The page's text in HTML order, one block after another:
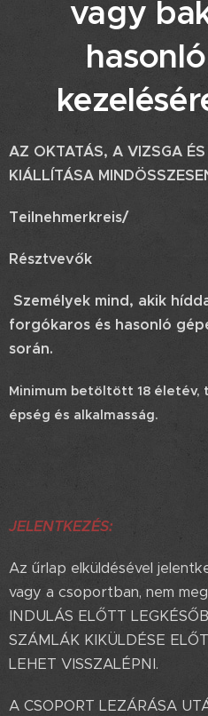
vagy
AZ OKTATÁS, A VIZSGA
KIÁLLÍTÁSA
Teilnehmerkreis/
Résztvevők
Személyek mind, akik
forgókaros és hasonló
során.
Minimum betöltött 18 életév,
épség és alkalmasság.
JELENTKEZÉS:
Az űrlap elküldésével
vagy a csoportban, nem
INDULÁS ELŐTT
SZÁMLÁK KIKÜLDÉSE
LEHET VISSZALÉPNI.
A CSOPORT LEZÁRÁSA